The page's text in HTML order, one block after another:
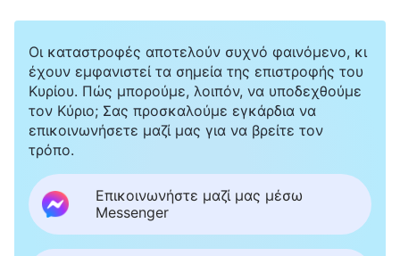
Οι καταστροφές αποτελούν συχνό φαινόμενο, κι
έχουν εμφανιστεί τα σημεία της επιστροφής του
Κυρίου. Πώς μπορούμε, λοιπόν, να υποδεχθούμε
τον Κύριο; Σας προσκαλούμε εγκάρδια να
επικοινωνήσετε μαζί μας για να βρείτε τον
τρόπο.
Επικοινωνήστε μαζί μας μέσω
Messenger